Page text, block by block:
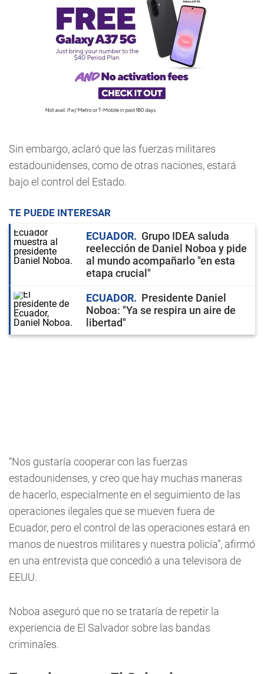
Sin embargo, aclaró que las fuerzas militares
estadounidenses, como de otras naciones, estará
bajo el control del Estado.
TE PUEDE INTERESAR
ECUADOR
Grupo IDEA saluda
reelección de Daniel Noboa y pide
al mundo acompañarlo "en esta
etapa crucial"
ECUADOR
Presidente Daniel
Noboa: "Ya se respira un aire de
libertad"
“Nos gustaría cooperar con las fuerzas
estadounidenses, y creo que hay muchas maneras
de hacerlo, especialmente en el seguimiento de las
operaciones ilegales que se mueven fuera de
Ecuador, pero el control de las operaciones estará en
manos de nuestros militares y nuestra policía”, afirmó
en una entrevista que concedió a una televisora de
EEUU.
Noboa aseguró que no se trataría de repetir la
experiencia de El Salvador sobre las bandas
criminales.